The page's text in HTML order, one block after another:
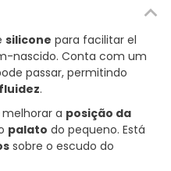
silicone para facilitar el
nascido. Conta com um
passar, permitindo
.
a posição da
palato do pequeno. Está
sobre o escudo do